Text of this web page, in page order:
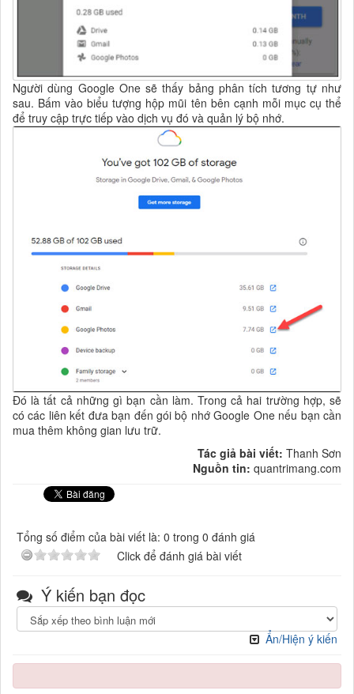
Người dùng Google One sẽ thấy bảng phân tích tương tự như
sau. Bấm vào biểu tượng hộp mũi tên bên cạnh mỗi mục cụ thể
để truy cập trực tiếp vào dịch vụ đó và quản lý bộ nhớ.
Đó là tất cả những gì bạn cần làm. Trong cả hai trường hợp, sẽ
có các liên kết đưa bạn đến gói bộ nhớ Google One nếu bạn cần
mua thêm không gian lưu trữ.
Tác giả bài viết: Thanh Sơn
Nguồn tin: quantrimang.com
Tổng số điểm của bài viết là: 0 trong 0 đánh giá
Click để đánh giá bài viết
Ý kiến bạn đọc
Ẩn/Hiện ý kiến